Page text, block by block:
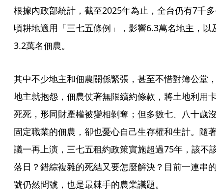
根據內政部統計，截至2025年為止，全台仍有7千多
頃耕地適用「三七五條例」，影響6.3萬名地主，以及
3.2萬名佃農。
其中不少地主和佃農關係緊張，甚至不惜對簿公堂，
地主就抱怨，佃農仗著無限續約條款，將土地利用卡
死死，形同財產權被變相剝奪；但多數七、八十歲沒
固定職業的佃農，卻也憂心自己生存權和生計。隨著
議一再上演，三七五租約政策實施超過75年，該不該
落日？錯綜複雜的死結又要怎麼解決？目前一連串的
號仍然問號，也是最棘手的農業議題。